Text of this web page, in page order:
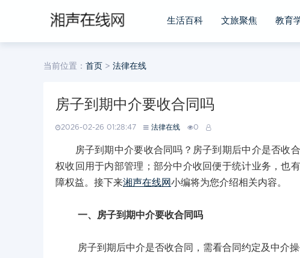
生活百科 文旅聚焦 教育
当前位置： 首页 > 法律在线
房子到期中介要收合同吗
2026-02-26 01:28:47 法律在线 0
房子到期中介要收合同吗？房子到期后中介是否收合
权收回用于内部管理；部分中介收回便于统计业务，也
障权益。接下来湘声在线网小编将为您介绍相关内容。
一、房子到期中介要收合同吗
房子到期后中介是否收合同，需看合同约定及中介操